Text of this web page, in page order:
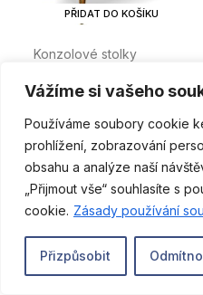
Vážíme si vašeho
Používáme soubory cookie
prohlížení, zobrazování
obsahu a analýze naší
„Přijmout vše“ souhlasíte s
cookie. Zásady používání
Přizpůsobit
PŘIDAT DO KOŠÍKU
Konzolové stolky
stolek
16 900 Kč
Home